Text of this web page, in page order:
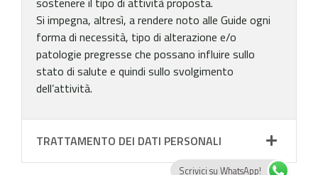
Si impegna, altresì, a rendere noto alle Guide ogni
forma di necessità, tipo di alterazione e/o
patologie pregresse che possano influire sullo
stato di salute e quindi sullo svolgimento
dell’attività.
TRATTAMENTO DEI DATI PERSONALI
Scrivici su WhatsApp!